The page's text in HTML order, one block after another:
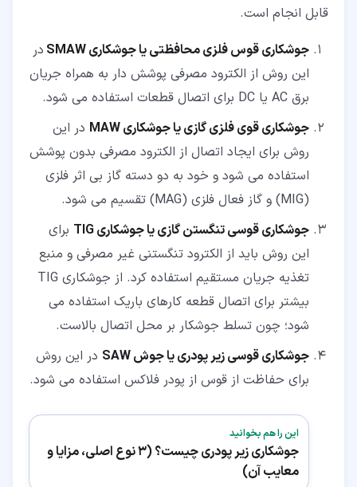
قابل انجام است.
جوشکاری قوس فلزی محافظتی یا جوشکاری SMAW
در
این روش از الکترود مصرفی پوشش دار به همراه جریان
برق AC یا DC برای اتصال قطعات استفاده می شود.
جوشکاری قوی فلزی گازی یا جوشکاری MAW
در این
روش برای ایجاد اتصال از الکترود مصرفی بدون پوشش
استفاده می شود و خود به دو دسته گاز بی اثر فلزی
(MIG) و گاز فعال فلزی (MAG) تقسیم می شود.
جوشکاری قوسی تنگستن گازی یا جوشکاری TIG
برای
این روش باید از الکترود تنگستنی غیر مصرفی و منبع
تغذیه جریان مستقیم استفاده کرد. از جوشکاری TIG
بیشتر برای اتصال قطعه کارهای باریک استفاده می
شود؛ چون تسلط جوشکار بر محل اتصال بالاست.
جوشکاری قوسی زیر پودری یا جوش SAW
در این روش
برای حفاظت از قوس از پودر فلاکس استفاده می شود.
این را هم بخوانید
جوشکاری زیر پودری چیست؟ (3 نوع اصلی، مزایا و
معایب آن)